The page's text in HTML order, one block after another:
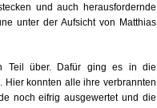
und auch herausfordernde
unter der Aufsicht von Matthias
Teil über. Dafür ging es in die
Hier konnten alle ihre verbrannten
noch eifrig ausgewertet und die